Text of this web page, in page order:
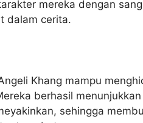
mereka dengan
dalam cerita.
Khang mampu
berhasil
sehingga